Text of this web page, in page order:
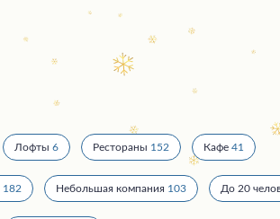
Лофты 6 Рестораны 152 Кафе 41
182 Небольшая компания 103 До 20